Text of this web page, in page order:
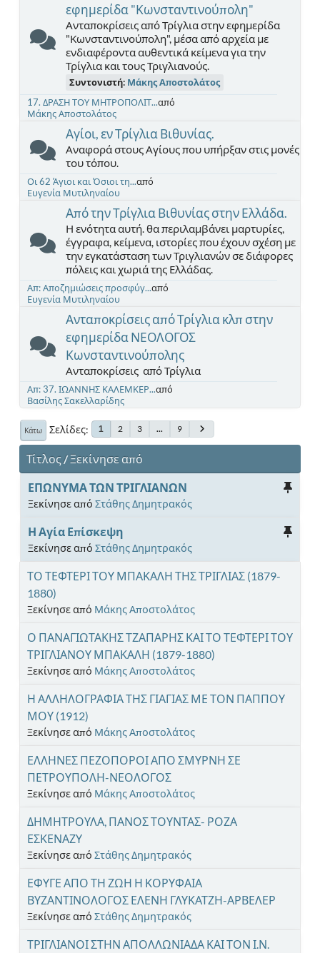
εφημερίδα "Κωνσταντινούπολη"
Ανταποκρίσεις από Τρίγλια στην εφημερίδα
"Κωνσταντινούπολη", μέσα από αρχεία με
ενδιαφέροντα αυθεντικά κείμενα για την
Τρίγλια και τους Τριγλιανούς.
Συντονιστή: Μάκης Αποστολάτος
17. ΔΡΑΣΗ ΤΟΥ ΜΗΤΡΟΠΟΛΙΤ...από
Μάκης Αποστολάτος
Αγίοι, εν Τρίγλια Βιθυνίας.
Αναφορά στους Αγίους που υπήρξαν στις μονές
του τόπου.
Οι 62 Άγιοι και Όσιοι τη...από
Ευγενία Μυτιληναίου
Από την Τρίγλια Βιθυνίας στην Ελλάδα.
Η ενότητα αυτή. θα περιλαμβάνει μαρτυρίες,
έγγραφα, κείμενα, ιστορίες που έχουν σχέση με
την εγκατάσταση των Τριγλιανών σε διάφορες
πόλεις και χωριά της Ελλάδας.
Απ: Αποζημιώσεις προσφύγ...από
Ευγενία Μυτιληναίου
Ανταποκρίσεις από Τρίγλια κλπ στην
εφημερίδα ΝΕΟΛΟΓΟΣ
Κωνσταντινούπολης
Ανταποκρίσεις από Τρίγλια
Απ: 37. ΙΩΑΝΝΗΣ ΚΑΛΕΜΚΕΡ...από
Βασίλης Σακελλαρίδης
Κάτω Σελίδες 1 2 3 ... 9
Τίτλος/Ξεκίνησε από
ΕΠΩΝΥΜΑ ΤΩΝ ΤΡΙΓΛΙΑΝΩΝ
Ξεκίνησε από Στάθης Δημητρακός
Η Αγία Επίσκεψη
Ξεκίνησε από Στάθης Δημητρακός
ΤΟ ΤΕΦΤΕΡΙ ΤΟΥ ΜΠΑΚΑΛΗ ΤΗΣ ΤΡΙΓΛΙΑΣ (1879-
1880)
Ξεκίνησε από Μάκης Αποστολάτος
Ο ΠΑΝΑΓΙΩΤΑΚΗΣ ΤΖΑΠΑΡΗΣ ΚΑΙ ΤΟ ΤΕΦΤΕΡΙ ΤΟΥ
ΤΡΙΓΛΙΑΝΟΥ ΜΠΑΚΑΛΗ (1879-1880)
Ξεκίνησε από Μάκης Αποστολάτος
Η ΑΛΛΗΛΟΓΡΑΦΙΑ ΤΗΣ ΓΙΑΓΙΑΣ ΜΕ ΤΟΝ ΠΑΠΠΟΥ
ΜΟΥ (1912)
Ξεκίνησε από Μάκης Αποστολάτος
ΕΛΛΗΝΕΣ ΠΕΖΟΠΟΡΟΙ ΑΠΟ ΣΜΥΡΝΗ ΣΕ
ΠΕΤΡΟΥΠΟΛΗ-ΝΕΟΛΟΓΟΣ
Ξεκίνησε από Μάκης Αποστολάτος
ΔΗΜΗΤΡΟΥΛΑ, ΠΑΝΟΣ ΤΟΥΝΤΑΣ- ΡΟΖΑ
ΕΣΚΕΝΑΖΥ
Ξεκίνησε από Στάθης Δημητρακός
ΕΦΥΓΕ ΑΠΟ ΤΗ ΖΩΗ Η ΚΟΡΥΦΑΙΑ
ΒΥΖΑΝΤΙΝΟΛΟΓΟΣ ΕΛΕΝΗ ΓΛΥΚΑΤΖΗ-ΑΡΒΕΛΕΡ
Ξεκίνησε από Στάθης Δημητρακός
ΤΡΙΓΛΙΑΝΟΙ ΣΤΗΝ ΑΠΟΛΛΩΝΙΑΔΑ ΚΑΙ ΤΟΝ Ι.Ν.